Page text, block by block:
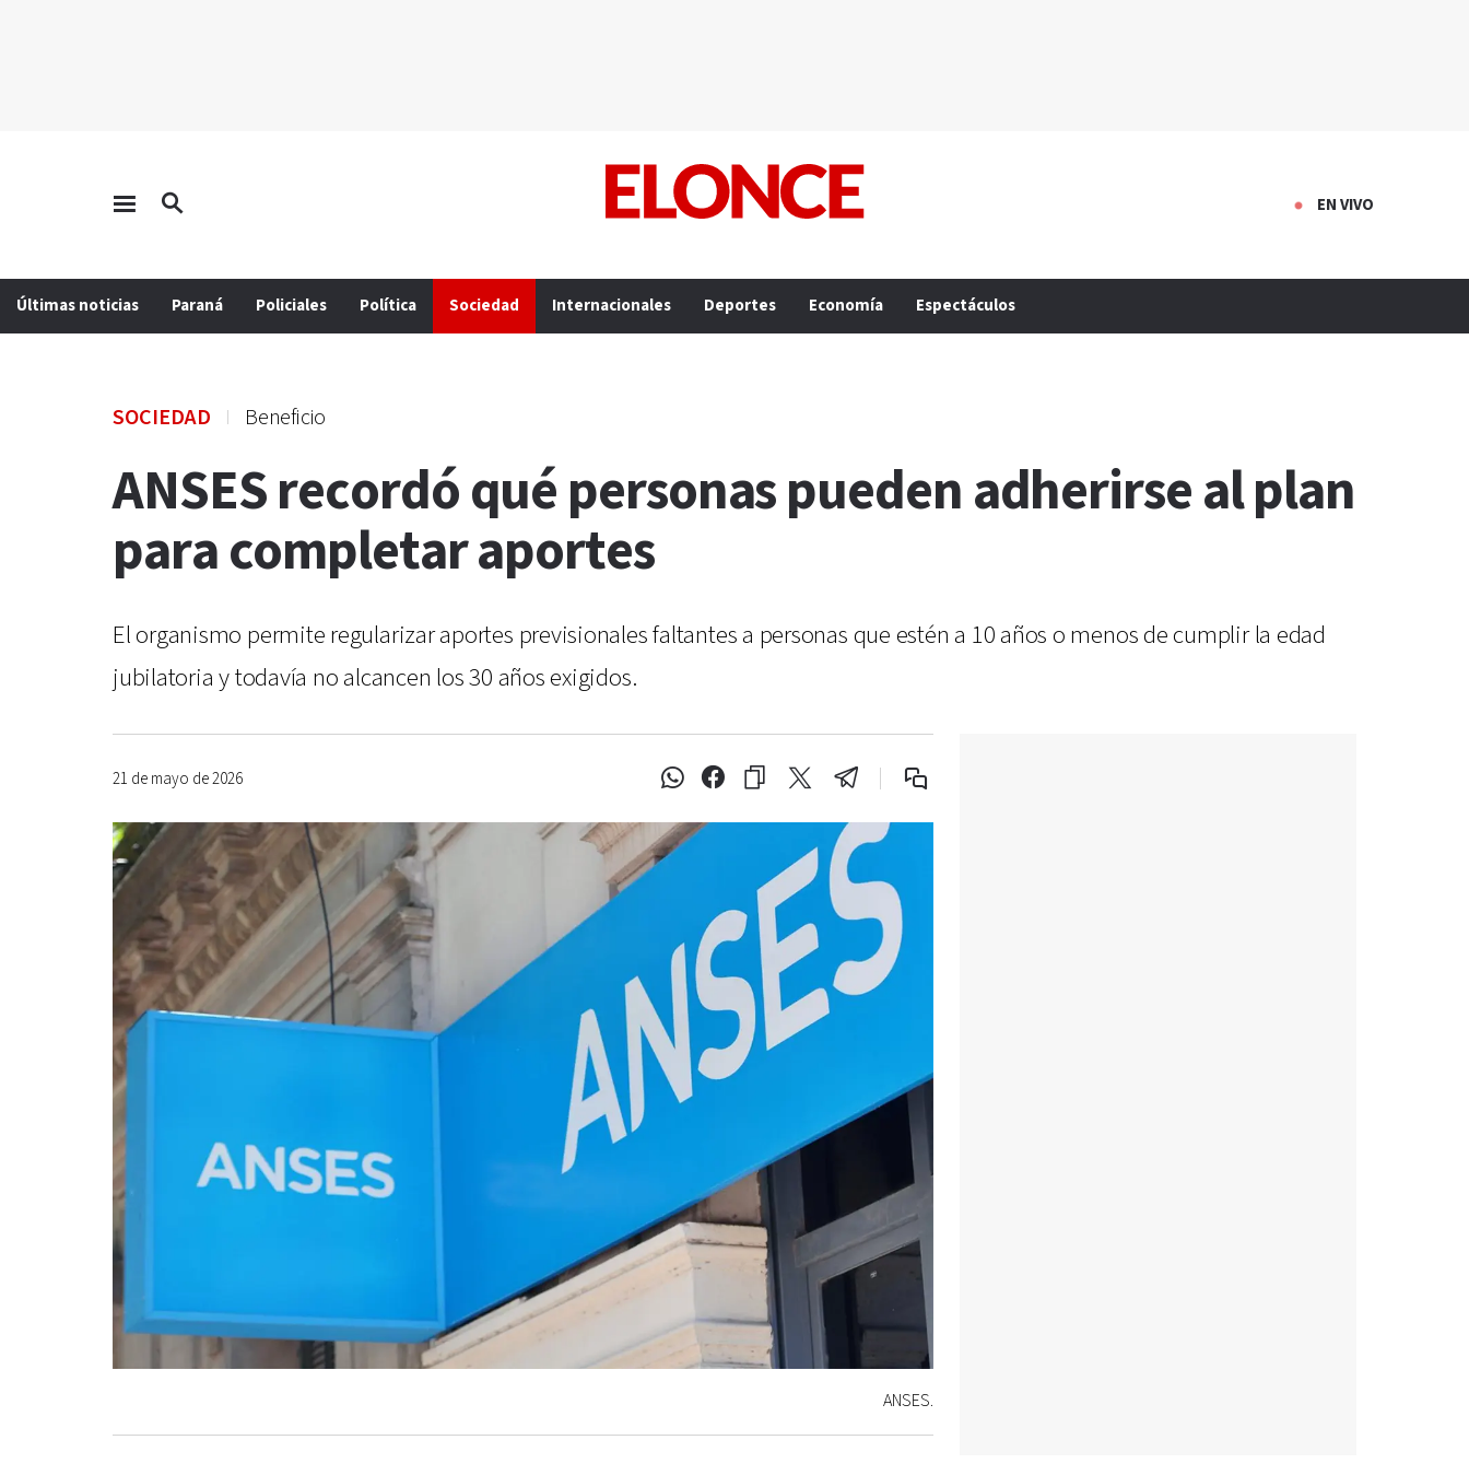
EN VIVO
Últimas noticias Paraná Policiales Política Sociedad Internacionales Deportes Economía Espectáculos
SOCIEDAD Beneficio
ANSES recordó qué personas pueden adherirse al plan
para completar aportes
El organismo permite regularizar aportes previsionales faltantes a personas que estén a 10 años o menos de cumplir la edad
jubilatoria y todavía no alcancen los 30 años exigidos.
21 de mayo de 2026
ANSES.